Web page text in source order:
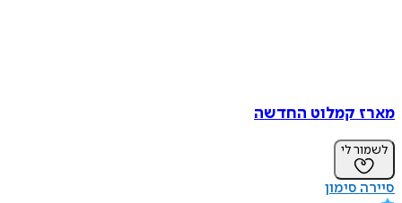
מארז קמלוט החדשה
לשמור לי
סיירה סימון